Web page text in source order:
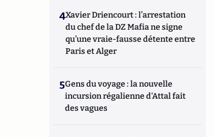
4Xavier Driencourt : l’arrestation
du chef de la DZ Mafia ne signe
qu’une vraie-fausse détente entre
Paris et Alger
5Gens du voyage : la nouvelle
incursion régalienne d'Attal fait
des vagues